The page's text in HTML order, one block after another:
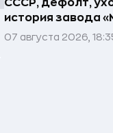
СССР, дефолт,
история завода
07 августа 2026,